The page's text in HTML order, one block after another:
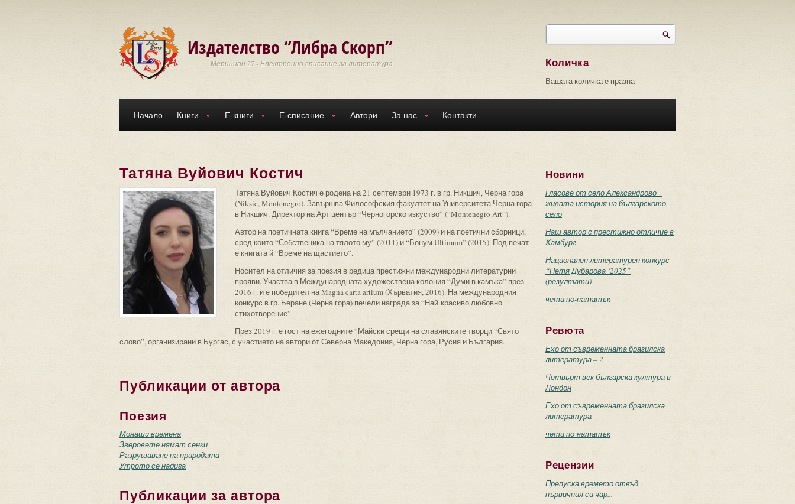
Издателство “Либра Скорп”
Меридиан 27 - Електронно списание за литература
Търси
Количка
Вашата количка е празна
Начало Книги Е-книги Е-списание Автори За нас Контакти
Татяна Вуйович Костич
Татяна Вуйович Костич е родена на 21 септември 1973 г. в гр. Никшич, Черна гора
(Niksic, Montenegro). Завършва Философския факултет на Университета Черна гора
в Никшич. Директор на Арт център “Черногорско изкуство” (“Montenegro Art”).
Автор на поетичната книга “Време на мълчанието” (2009) и на поетични сборници,
сред които “Собственика на тялото му” (2011) и “Бонум Ultimum” (2015). Под печат
е книгата й “Време на щастието”.
Носител на отличия за поезия в редица престижни международни литературни
прояви. Участва в Международната художествена колония “Думи в камъка” през
2016 г. и е победител на Magna carta artium (Хърватия, 2016). На международния
конкурс в гр. Беране (Черна гора) печели награда за “Най-красиво любовно
стихотворение”.
През 2019 г. е гост на ежегодните “Майски срещи на славянските творци “Свято
слово”, организирани в Бургас, с участието на автори от Северна Македония, Черна гора, Русия и България.
Публикации от автора
Поезия
Монаши времена
Зверовете нямат сенки
Разрушаване на природата
Утрото се надига
Публикации за автора
Новини
Гласове от село Александрово –
живата история на българското
село
Наш автор с престижно отличие в
Хамбург
Национален литературен конкурс
“Петя Дубарова ‘2025”
(резултати)
чети по-нататък
Ревюта
Ехо от съвременната бразилска
литература – 2
Четвърт век българска култура в
Лондон
Ехо от съвременната бразилска
литература
чети по-нататък
Рецензии
Препуска времето отвъд
първичния си чар...